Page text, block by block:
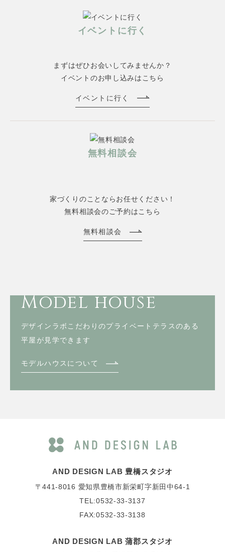
イベントに行く
まずはぜひお会いしてみませんか？
イベントのお申し込みはこちら
イベントに行く
無料相談会
家づくりのことならお任せください！
無料相談会のご予約はこちら
無料相談会
Model house
デザインラボこだわりのプライベートテラスのある
平屋が見学できます
モデルハウスについて
AND DESIGN LAB 豊橋スタジオ
〒441-8016 愛知県豊橋市新栄町字新田中64-1
TEL:0532-33-3137
FAX:0532-33-3138
AND DESIGN LAB 蒲郡スタジオ